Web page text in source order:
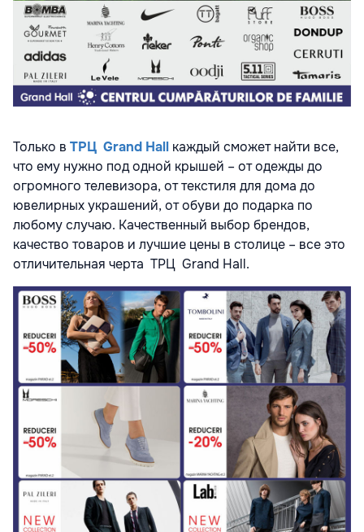
Только в ТРЦ Grand Hall каждый сможет найти все,
что ему нужно под одной крышей – от одежды до
огромного телевизора, от текстиля для дома до
ювелирных украшений, от обуви до подарка по
любому случаю. Качественный выбор брендов,
качество товаров и лучшие цены в столице – все это
отличительная черта ТРЦ Grand Hall.